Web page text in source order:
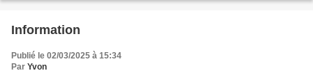
Information
Publié le 02/03/2025 à 15:34
Par Yvon